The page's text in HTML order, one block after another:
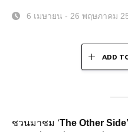
6 เมษายน - 26 พฤษภาคม
ADD
ชวนมาชม ‘The Other Side’